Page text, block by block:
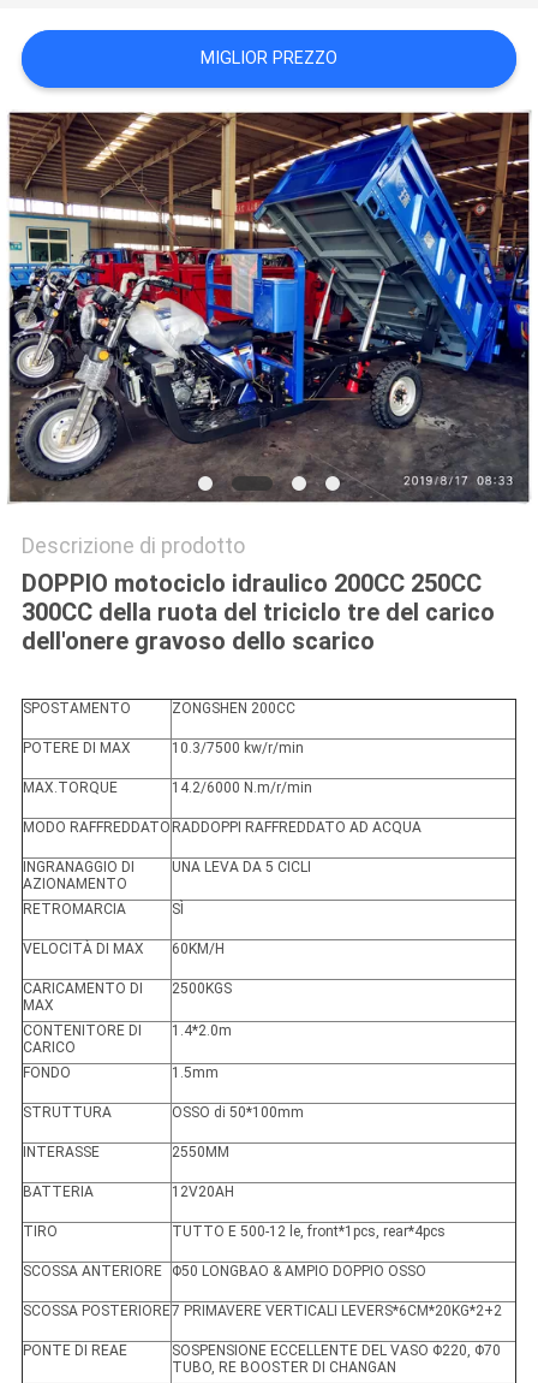
MAPPA
DEL
SITO
PRIVACY
POLICY
MIGLIOR PREZZO
Descrizione di prodotto
DOPPIO motociclo idraulico 200CC 250CC
300CC della ruota del triciclo tre del carico
dell'onere gravoso dello scarico
SPOSTAMENTO ZONGSHEN 200CC
POTERE DI MAX 10.3/7500 kw/r/min
MAX.TORQUE 14.2/6000 N.m/r/min
MODO RAFFREDDATO RADDOPPI RAFFREDDATO AD ACQUA
INGRANAGGIO DI
AZIONAMENTO
UNA LEVA DA 5 CICLI
RETROMARCIA SÌ
VELOCITÀ DI MAX 60KM/H
CARICAMENTO DI
MAX
2500KGS
CONTENITORE DI
CARICO
1.4*2.0m
FONDO 1.5mm
STRUTTURA OSSO di 50*100mm
INTERASSE 2550MM
BATTERIA 12V20AH
TIRO TUTTO E 500-12 le, front*1pcs, rear*4pcs
SCOSSA ANTERIORE Φ50 LONGBAO & AMPIO DOPPIO OSSO
SCOSSA POSTERIORE7 PRIMAVERE VERTICALI LEVERS*6CM*20KG*2+2
PONTE DI REAE
SOSPENSIONE ECCELLENTE DEL VASO Φ220, Φ70
TUBO, RE BOOSTER DI CHANGAN